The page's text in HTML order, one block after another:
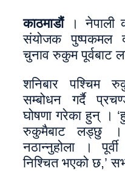
काठमाडौं। नेपाली
संयोजक पुष्पकमल
चुनाव रुकुम पूर्वबाट
शनिबार पश्चिम
सम्बोधन गर्दै
घोषणा गरेका हुन् ।
रुकुमैबाट लड्छु
नठान्नुहोला ।
निश्चित भएको छ,’